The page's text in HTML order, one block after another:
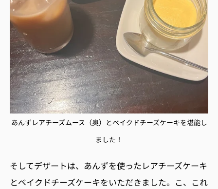
あんずレアチーズムース（奥）とベイクドチーズケーキを堪能し
ました！
そしてデザートは、あんずを使ったレアチーズケーキ
とベイクドチーズケーキをいただきました。こ、これ